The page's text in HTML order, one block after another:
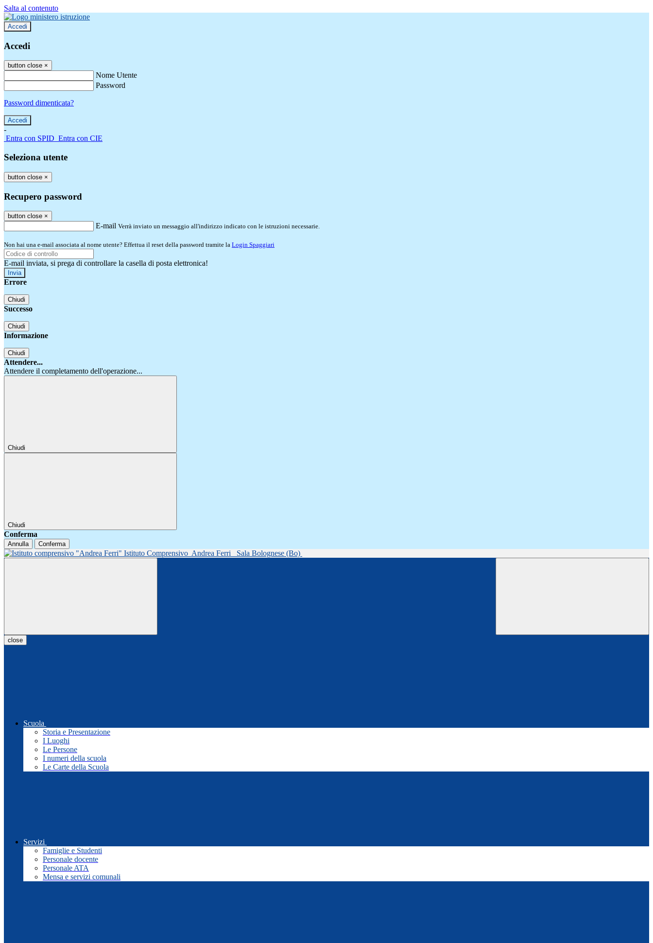
Salta al contenuto
Accedi
Accedi
button close ×
Nome Utente
Password
Password dimenticata?
-
Entra con SPID Entra con CIE
Seleziona utente
button close ×
Recupero password
button close ×
E-mail Verrà inviato un messaggio all'indirizzo indicato con le istruzioni necessarie.
Non hai una e-mail associata al nome utente? Effettua il reset della password tramite la Login Spaggiari
E-mail inviata, si prega di controllare la casella di posta elettronica!
Errore
Chiudi
Successo
Chiudi
Informazione
Chiudi
Attendere...
Attendere il completamento dell'operazione...
Chiudi
Chiudi
Conferma
Annulla Conferma
Istituto Comprensivo Andrea Ferri Sala Bolognese (Bo)
close
Scuola
Storia e Presentazione
I Luoghi
Le Persone
I numeri della scuola
Le Carte della Scuola
Servizi
Famiglie e Studenti
Personale docente
Personale ATA
Mensa e servizi comunali